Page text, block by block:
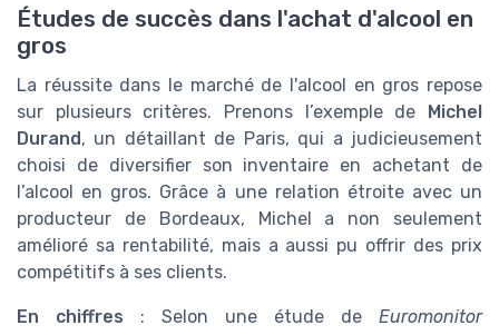
Études de succès dans l'achat d'alcool en
gros
La réussite dans le marché de l'alcool en gros repose
sur plusieurs critères. Prenons l’exemple de Michel
Durand, un détaillant de Paris, qui a judicieusement
choisi de diversifier son inventaire en achetant de
l’alcool en gros. Grâce à une relation étroite avec un
producteur de Bordeaux, Michel a non seulement
amélioré sa rentabilité, mais a aussi pu offrir des prix
compétitifs à ses clients.
En chiffres : Selon une étude de Euromonitor